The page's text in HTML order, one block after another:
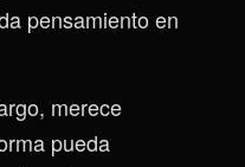
pensamiento en
merece
pueda